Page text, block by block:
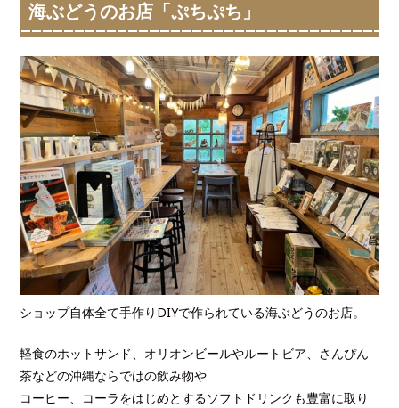
海ぶどうのお店「ぷちぷち」
ショップ自体全て手作りDIYで作られている海ぶどうのお店。
軽食のホットサンド、オリオンビールやルートビア、さんぴん
茶などの沖縄ならではの飲み物や
コーヒー、コーラをはじめとするソフトドリンクも豊富に取り